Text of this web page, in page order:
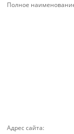
Полное
Адрес сайта: